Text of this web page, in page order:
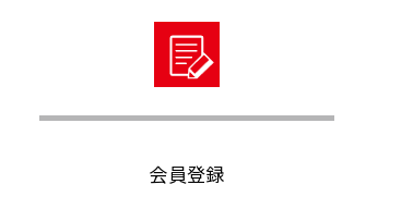
会員登録